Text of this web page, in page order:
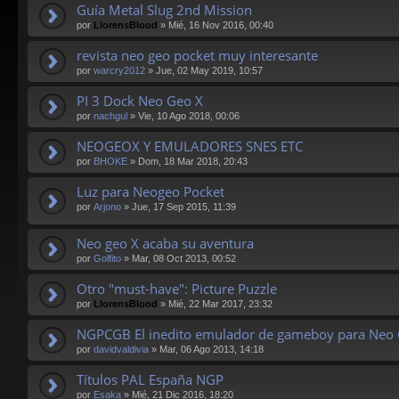
Guía Metal Slug 2nd Mission
por LlorensBlood » Mié, 16 Nov 2016, 00:40
revista neo geo pocket muy interesante
por warcry2012 » Jue, 02 May 2019, 10:57
PI 3 Dock Neo Geo X
por nachgul » Vie, 10 Ago 2018, 00:06
NEOGEOX Y EMULADORES SNES ETC
por BHOKE » Dom, 18 Mar 2018, 20:43
Luz para Neogeo Pocket
por Arjono » Jue, 17 Sep 2015, 11:39
Neo geo X acaba su aventura
por Golfito » Mar, 08 Oct 2013, 00:52
Otro "must-have": Picture Puzzle
por LlorensBlood » Mié, 22 Mar 2017, 23:32
NGPCGB El inedito emulador de gameboy para Neo
por davidvaldivia » Mar, 06 Ago 2013, 14:18
Títulos PAL España NGP
por Esaka » Mié, 21 Dic 2016, 18:20